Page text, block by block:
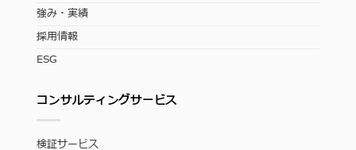
強み・実績
採用情報
ESG
コンサルティングサービス
検証サービス